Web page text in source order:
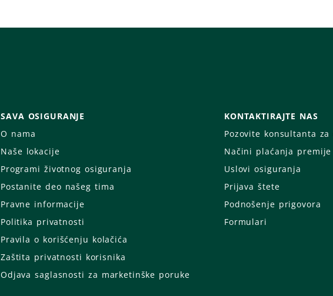
SAVA OSIGURANJE
O nama
Naše lokacije
Programi životnog osiguranja
Postanite deo našeg tima
Pravne informacije
Politika privatnosti
Pravila o korišćenju kolačića
Zaštita privatnosti korisnika
Odjava saglasnosti za marketinške poruke
KONTAKTIRAJTE NAS
Pozovite konsultanta
Načini plaćanja premije
Uslovi osiguranja
Prijava štete
Podnošenje prigovora
Formulari